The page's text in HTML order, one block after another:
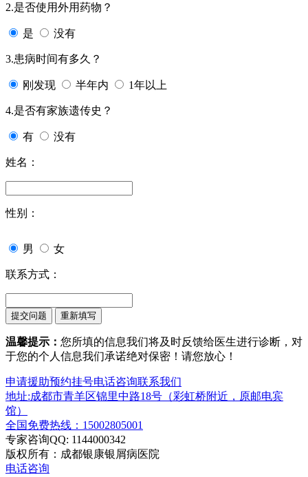
2.是否使用外用药物？
是 没有
3.患病时间有多久？
刚发现 半年内 1年以上
4.是否有家族遗传史？
有 没有
姓名：
性别：
男 女
联系方式：
温馨提示： 您所填的信息我们将及时反馈给医生进行诊断，对
于您的个人信息我们承诺绝对保密！请您放心！
申请援助预约挂号电话咨询联系我们
地址:成都市青羊区锦里中路18号（彩虹桥附近，原邮电宾
馆）
全国免费热线：15002805001
专家咨询QQ: 1144000342
版权所有：成都银康银屑病医院
电话咨询